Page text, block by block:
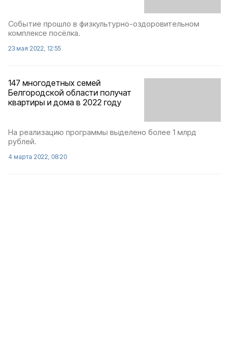
Событие прошло в физкультурно-оздоровительном
комплексе посёлка.
23 мая 2022, 12:55
147 многодетных семей
Белгородской области получат
квартиры и дома в 2022 году
На реализацию программы выделено более 1 млрд
рублей.
4 марта 2022, 08:20